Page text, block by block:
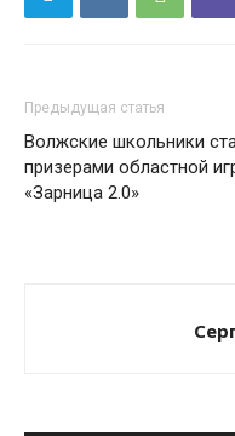
Предыдущая статья
Волжские школьники
призерами областной
«Зарница 2.0»